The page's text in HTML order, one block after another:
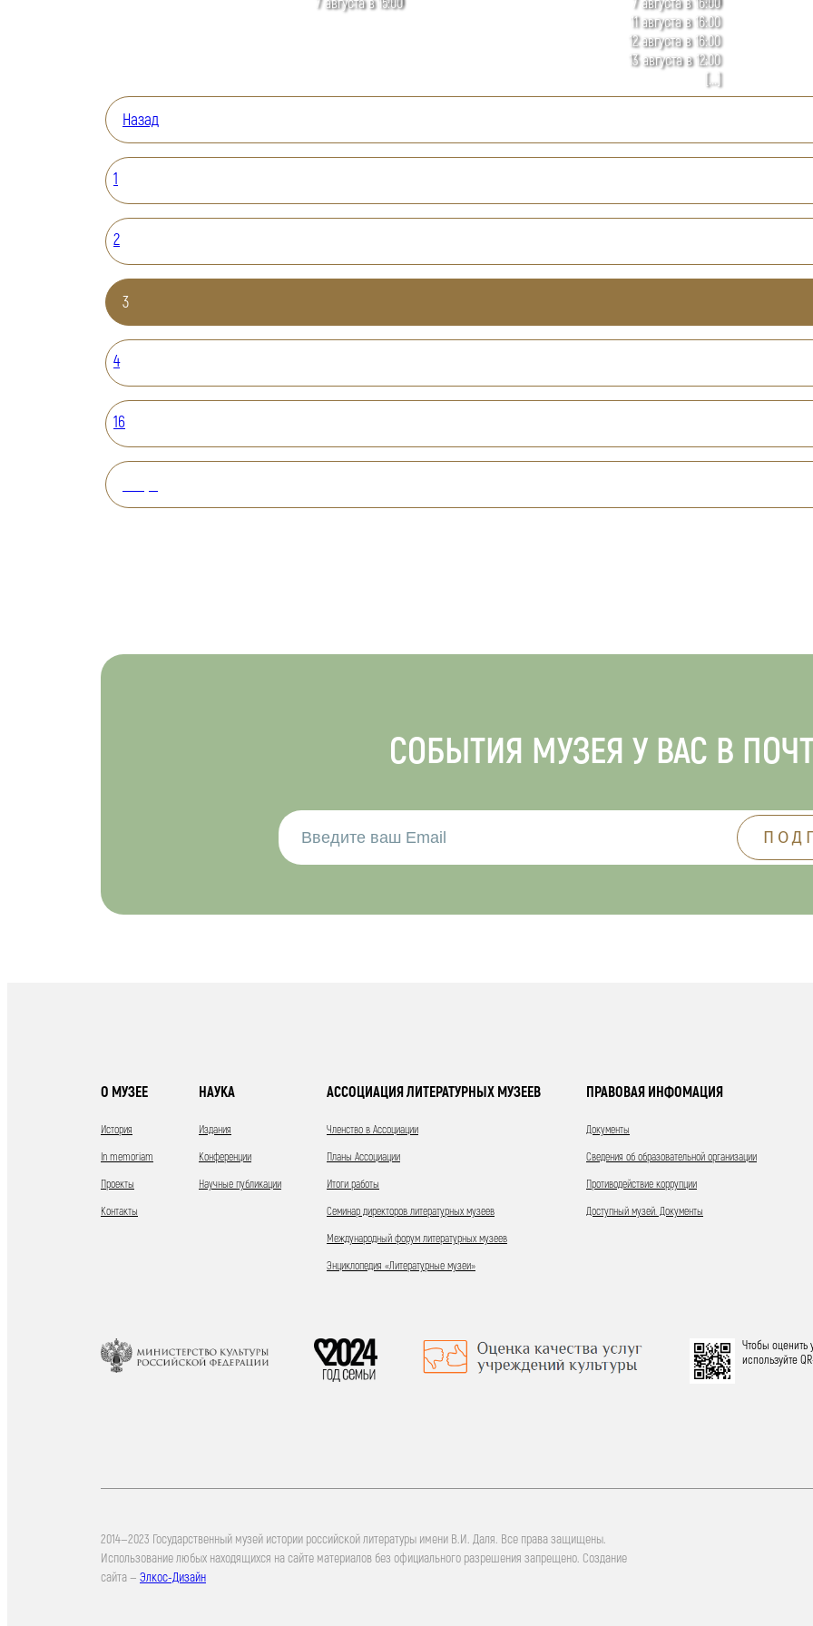
11 августа в 16:00
12 августа в 16:00
13 августа в 12:00
[...]
Назад
1
2
3
4
16
СОБЫТИЯ МУЗЕЯ У ВАС В
О МУЗЕЕ
История
In memoriam
Проекты
Контакты
НАУКА
Издания
Конференции
Научные публикации
АССОЦИАЦИЯ ЛИТЕРАТУРНЫХ МУЗЕЕВ
Членство в Ассоциации
Планы Ассоциации
Итоги работы
Семинар директоров литературных музеев
Международный форум литературных музеев
Энциклопедия «Литературные музеи»
ПРАВОВАЯ ИНФОМАЦИЯ
Документы
Сведения об образовательной организации
Противодействие коррупции
Доступный музей. Документы
Чтобы оценить
используйте
2014—2023 Государственный музей истории российской литературы имени В.И. Даля. Все права защищены.
Использование любых находящихся на сайте материалов без официального разрешения запрещено. Создание
сайта — Элкос-Дизайн